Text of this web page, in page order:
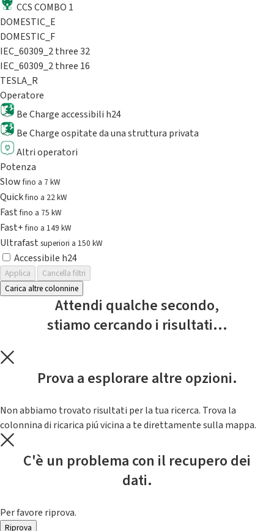
CCS COMBO 1
DOMESTIC_E
DOMESTIC_F
IEC_60309_2 three 32
IEC_60309_2 three 16
TESLA_R
Operatore
Be Charge accessibili h24
Be Charge ospitate da una struttura privata
Altri operatori
Potenza
Slowfino a 7 kW
Quickfino a 22 kW
Fastfino a 75 kW
Fast+fino a 149 kW
Ultrafast superiori a 150 kW
Accessibile h24
Applica
Cancella filtri
Carica altre colonnine
Attendi qualche secondo,
stiamo cercando i risultati...
Prova a esplorare altre opzioni.
Non abbiamo trovato risultati per la tua ricerca. Trova la
colonnina di ricarica piú vicina a te direttamente sulla mappa.
C'è un problema con il recupero dei
dati.
Per favore riprova.
Riprova